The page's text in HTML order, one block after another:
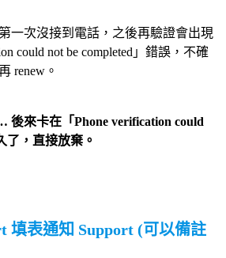
一次沒接到電話，之後再驗證會出現
could not be completed」錯誤，不確
renew。
後來卡在「Phone verification could
了，直接放棄。
填表通知 Support (可以備註